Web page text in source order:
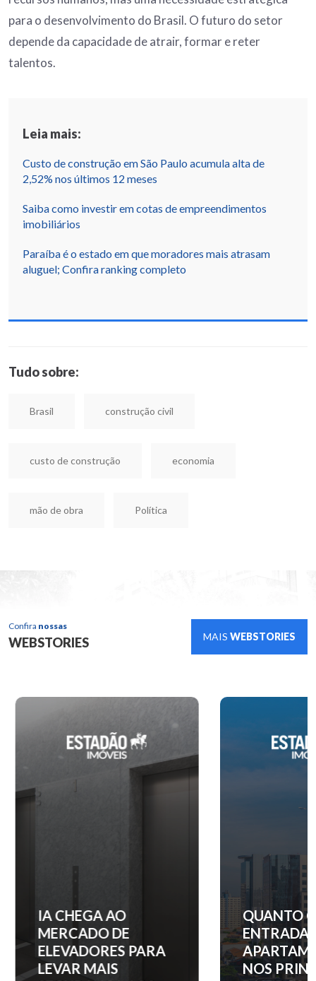
para o desenvolvimento do Brasil. O futuro do setor
depende da capacidade de atrair, formar e reter
talentos.
Leia mais:
Custo de construção em São Paulo acumula alta de
2,52% nos últimos 12 meses
Saiba como investir em cotas de empreendimentos
imobiliários
Paraíba é o estado em que moradores mais atrasam
aluguel; Confira ranking completo
Tudo sobre:
Brasil construção civil
custo de construção economia
mão de obra Política
Confira nossas
WEBSTORIES MAIS WEBSTORIES
IA CHEGA AO
MERCADO DE
ELEVADORES PARA
LEVAR MAIS
QUANTO
ENTRADA
NOS